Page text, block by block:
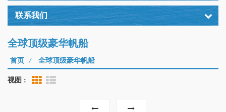
联系我们
全球顶级豪华帆船
首页 / 全球顶级豪华帆船
视图 : Grid View